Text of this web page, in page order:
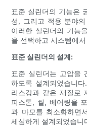
표준 실린더의 기능은
성, 그리고 적용 분야
이러한 실린더의 기능
을 선택하고 시스템에
표준 실린더의 설계:
표준 실린더는 고압을
하도록 설계되었습니
리스강과 같은 재질로
피스톤, 씰, 베어링을
과 마모를 최소화하면
세심하게 설계되었습니